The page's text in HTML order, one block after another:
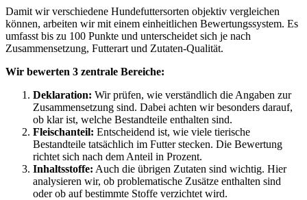
Damit wir verschiedene Hundefuttersorten objektiv vergleichen
können, arbeiten wir mit einem einheitlichen Bewertungssystem. Es
umfasst bis zu 100 Punkte und unterscheidet sich je nach
Zusammensetzung, Futterart und Zutaten-Qualität.
Wir bewerten 3 zentrale Bereiche:
Deklaration: Wir prüfen, wie verständlich die Angaben zur
Zusammensetzung sind. Dabei achten wir besonders darauf,
ob klar ist, welche Bestandteile enthalten sind.
Fleischanteil: Entscheidend ist, wie viele tierische
Bestandteile tatsächlich im Futter stecken. Die Bewertung
richtet sich nach dem Anteil in Prozent.
Inhaltsstoffe: Auch die übrigen Zutaten sind wichtig. Hier
analysieren wir, ob problematische Zusätze enthalten sind
oder ob auf bestimmte Stoffe verzichtet wird.